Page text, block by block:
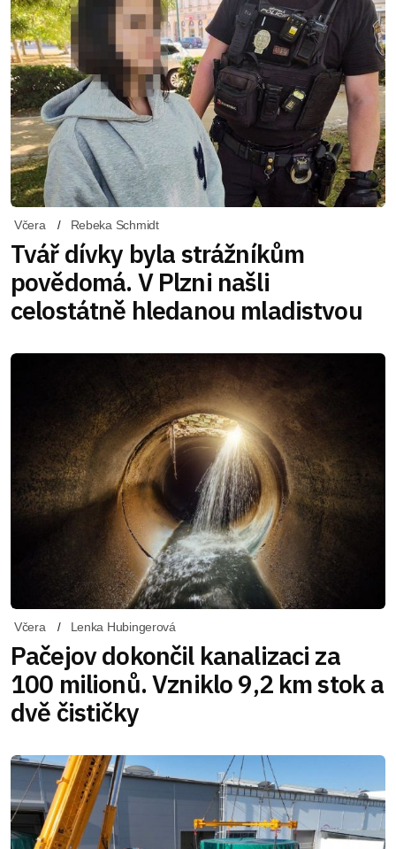
Včera Rebeka Schmidt
Tvář dívky byla strážníkům
povědomá. V Plzni našli
celostátně hledanou mladistvou
Včera Lenka Hubingerová
Pačejov dokončil kanalizaci za
100 milionů. Vzniklo 9,2 km stok a
dvě čističky